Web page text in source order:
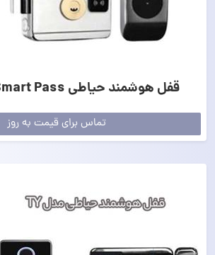
قفل هوشمند حیاطی Smart Pass مدل Yard
تماس برای قیمت به روز